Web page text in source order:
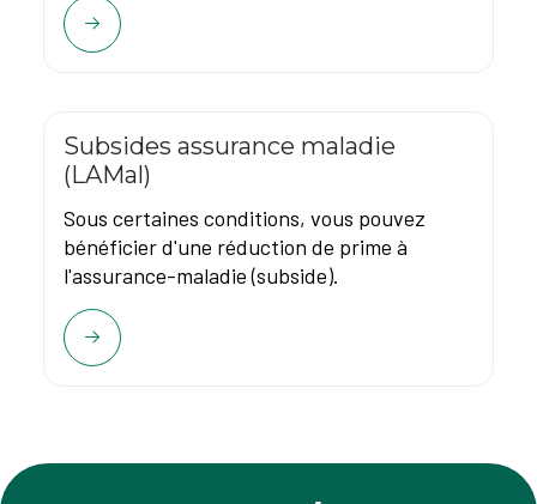
Subsides assurance maladie
(LAMal)
Sous certaines conditions, vous pouvez
bénéficier d'une réduction de prime à
l'assurance-maladie (subside).